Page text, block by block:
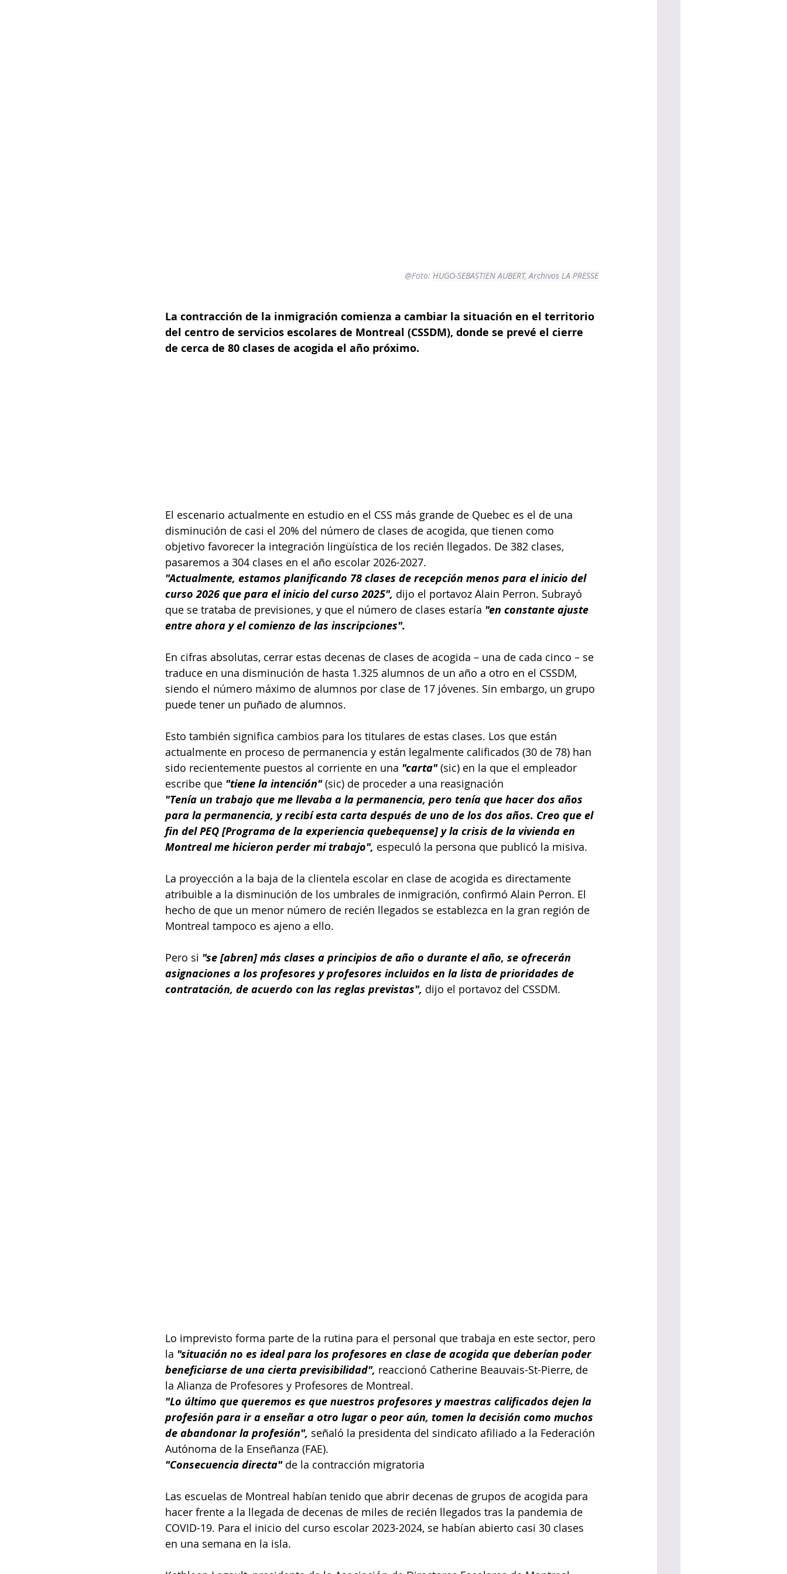
@Foto: HUGO-SEBASTIEN AUBERT, Archivos LA PRESSE
La contracción de la inmigración comienza a cambiar la situación en el territorio
del centro de servicios escolares de Montreal (CSSDM), donde se prevé el cierre
de cerca de 80 clases de acogida el año próximo.
El escenario actualmente en estudio en el CSS más grande de Quebec es el de una
disminución de casi el 20% del número de clases de acogida, que tienen como
objetivo favorecer la integración lingüística de los recién llegados. De 382 clases,
pasaremos a 304 clases en el año escolar 2026-2027.
"Actualmente, estamos planificando 78 clases de recepción menos para el inicio del
curso 2026 que para el inicio del curso 2025", dijo el portavoz Alain Perron. Subrayó
que se trataba de previsiones, y que el número de clases estaría "en constante ajuste
entre ahora y el comienzo de las inscripciones".
En cifras absolutas, cerrar estas decenas de clases de acogida – una de cada cinco – se
traduce en una disminución de hasta 1.325 alumnos de un año a otro en el CSSDM,
siendo el número máximo de alumnos por clase de 17 jóvenes. Sin embargo, un grupo
puede tener un puñado de alumnos.
Esto también significa cambios para los titulares de estas clases. Los que están
actualmente en proceso de permanencia y están legalmente calificados (30 de 78) han
sido recientemente puestos al corriente en una "carta" (sic) en la que el empleador
escribe que "tiene la intención" (sic) de proceder a una reasignación
"Tenía un trabajo que me llevaba a la permanencia, pero tenía que hacer dos años
para la permanencia, y recibí esta carta después de uno de los dos años. Creo que el
fin del PEQ [Programa de la experiencia quebequense] y la crisis de la vivienda en
Montreal me hicieron perder mi trabajo", especuló la persona que publicó la misiva.
La proyección a la baja de la clientela escolar en clase de acogida es directamente
atribuible a la disminución de los umbrales de inmigración, confirmó Alain Perron. El
hecho de que un menor número de recién llegados se establezca en la gran región de
Montreal tampoco es ajeno a ello.
Pero si "se [abren] más clases a principios de año o durante el año, se ofrecerán
asignaciones a los profesores y profesores incluidos en la lista de prioridades de
contratación, de acuerdo con las reglas previstas", dijo el portavoz del CSSDM.
Lo imprevisto forma parte de la rutina para el personal que trabaja en este sector, pero
la "situación no es ideal para los profesores en clase de acogida que deberían poder
beneficiarse de una cierta previsibilidad", reaccionó Catherine Beauvais-St-Pierre, de
la Alianza de Profesores y Profesores de Montreal.
"Lo último que queremos es que nuestros profesores y maestras calificados dejen la
profesión para ir a enseñar a otro lugar o peor aún, tomen la decisión como muchos
de abandonar la profesión", señaló la presidenta del sindicato afiliado a la Federación
Autónoma de la Enseñanza (FAE).
"Consecuencia directa" de la contracción migratoria
Las escuelas de Montreal habían tenido que abrir decenas de grupos de acogida para
hacer frente a la llegada de decenas de miles de recién llegados tras la pandemia de
COVID-19. Para el inicio del curso escolar 2023-2024, se habían abierto casi 30 clases
en una semana en la isla.